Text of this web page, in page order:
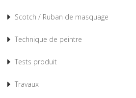
Scotch / Ruban de masquage
Technique de peintre
Tests produit
Travaux